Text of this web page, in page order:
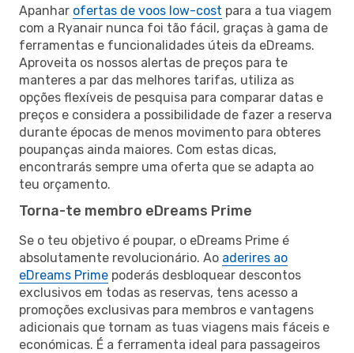
Apanhar ofertas de voos low-cost para a tua viagem
com a Ryanair nunca foi tão fácil, graças à gama de
ferramentas e funcionalidades úteis da eDreams.
Aproveita os nossos alertas de preços para te
manteres a par das melhores tarifas, utiliza as
opções flexíveis de pesquisa para comparar datas e
preços e considera a possibilidade de fazer a reserva
durante épocas de menos movimento para obteres
poupanças ainda maiores. Com estas dicas,
encontrarás sempre uma oferta que se adapta ao
teu orçamento.
Torna-te membro eDreams Prime
Se o teu objetivo é poupar, o eDreams Prime é
absolutamente revolucionário. Ao aderires ao
eDreams Prime poderás desbloquear descontos
exclusivos em todas as reservas, tens acesso a
promoções exclusivas para membros e vantagens
adicionais que tornam as tuas viagens mais fáceis e
económicas. É a ferramenta ideal para passageiros